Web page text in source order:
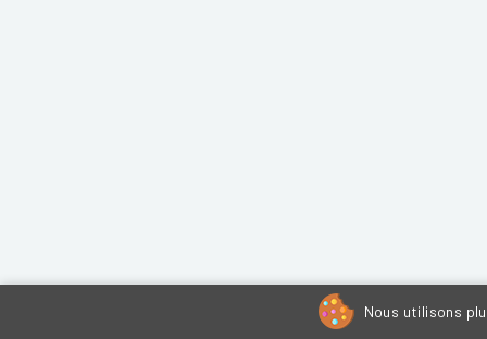
Nous utilisons